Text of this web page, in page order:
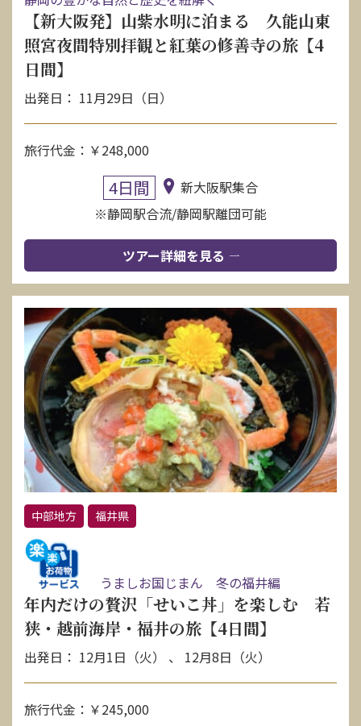
【新大阪発】山紫水明に泊まる 久能山東
照宮夜間特別拝観と紅葉の修善寺の旅【4
日間】
出発日： 11月29日（日）
旅行代金：￥248,000
4日間
新大阪駅集合
※静岡駅合流/静岡駅離団可能
ツアー詳細を見る
中部地方 福井県
うましお国じまん 冬の福井編
年内だけの贅沢「せいこ丼」を楽しむ 若
狭・越前海岸・福井の旅【4日間】
出発日： 12月1日（火） 、 12月8日（火）
旅行代金：￥245,000